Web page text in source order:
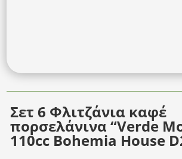
Σετ 6 Φλιτζάνια καφέ
πορσελάνινα “Verde
110cc Bohemia House